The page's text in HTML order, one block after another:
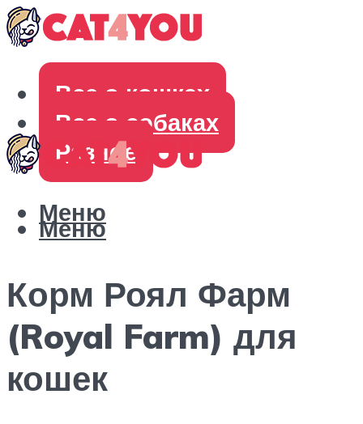
Все о кошках
Все о собаках
Разное
Меню
Меню
Корм Роял Фарм
(Royal Farm) для
кошек